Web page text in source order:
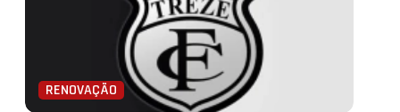
RENOVAÇÃO